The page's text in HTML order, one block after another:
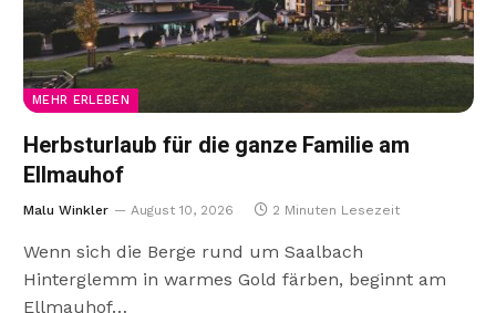
MEHR ERLEBEN
Herbsturlaub für die ganze Familie am
Ellmauhof
Malu Winkler August 10, 2026 2 Minuten Lesezeit
Wenn sich die Berge rund um Saalbach
Hinterglemm in warmes Gold färben, beginnt am
Ellmauhof…